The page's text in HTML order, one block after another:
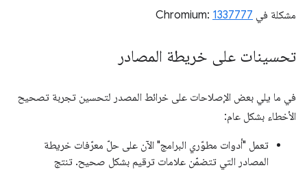
مشكلة في Chromium: 1337777
تحسينات على خريطة المصادر
في ما يلي بعض الإصلاحات على خرائط المصدر لتحسين تجربة تصحيح
الأخطاء بشكل عام:
تعمل "أدوات مطوّري البرامج" الآن على حلّ معرّفات خريطة
المصادر التي تتضمّن علامات ترقيم بشكل صحيح. تنتج